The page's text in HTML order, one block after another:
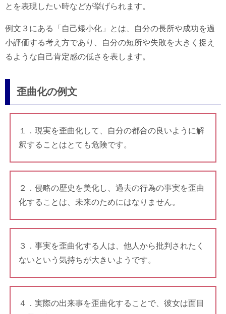
とを表現したい時などが挙げられます。
例文３にある「自己矮小化」とは、自分の長所や成功を過
小評価する考え方であり、自分の短所や失敗を大きく捉え
るような自己肯定感の低さを表します。
歪曲化の例文
１．現実を歪曲化して、自分の都合の良いように解
釈することはとても危険です。
２．侵略の歴史を美化し、過去の行為の事実を歪曲
化することは、未来のためにはなりません。
３．事実を歪曲化する人は、他人から批判されたく
ないという気持ちが大きいようです。
４．実際の出来事を歪曲化することで、彼女は面目